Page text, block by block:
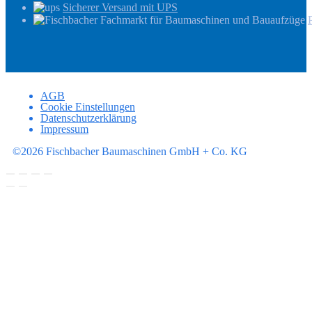
Sicherer Versand mit UPS
AGB
Cookie Einstellungen
Datenschutzerklärung
Impressum
©2026 Fischbacher Baumaschinen GmbH + Co. KG